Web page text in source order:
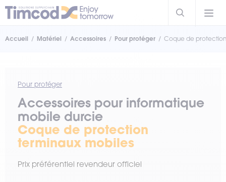
Accueil Matériel Accessoires Pour protéger Coque de
Pour protéger
Accessoires pour informatique
mobile durcie
Coque de protection
terminaux mobiles
Prix préférentiel revendeur officiel